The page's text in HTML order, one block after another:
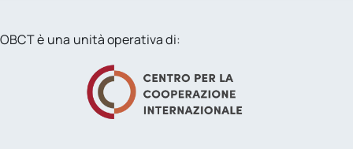
OBCT è una unità operativa di: